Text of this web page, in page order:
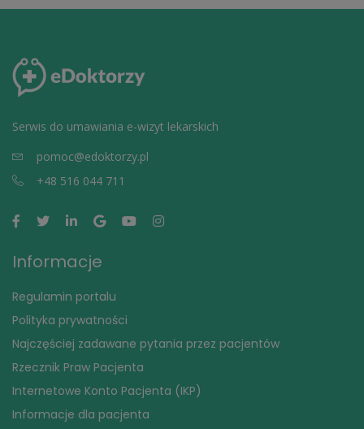
Serwis do umawiania e-wizyt lekarskich
pomoc@edoktorzy.pl
+48 516 044 711
Informacje
Regulamin portalu
Polityka prywatności
Najczęściej zadawane pytania przez pacjentów
Rzecznik Praw Pacjenta
Internetowe Konto Pacjenta (IKP)
Informacje dla pacjenta